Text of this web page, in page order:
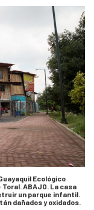
Ecológico
ABAJO. La casa
un parque infantil.
dañados y oxidados.